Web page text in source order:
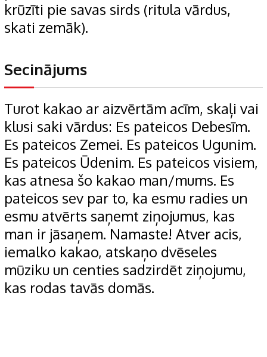
krūzīti pie savas sirds (ritula vārdus,
skati zemāk).
Secinājums
Turot kakao ar aizvērtām acīm, skaļi vai
klusi saki vārdus: Es pateicos Debesīm.
Es pateicos Zemei. Es pateicos Ugunim.
Es pateicos Ūdenim. Es pateicos visiem,
kas atnesa šo kakao man/mums. Es
pateicos sev par to, ka esmu radies un
esmu atvērts saņemt ziņojumus, kas
man ir jāsaņem. Namaste! Atver acis,
iemalko kakao, atskaņo dvēseles
mūziku un centies sadzirdēt ziņojumu,
kas rodas tavās domās.